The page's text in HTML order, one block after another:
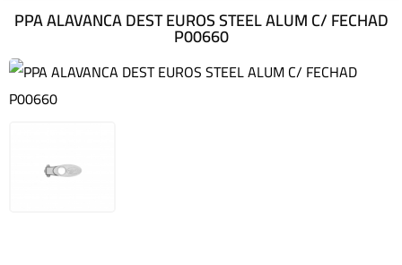
PPA ALAVANCA DEST EUROS STEEL ALUM C/ FECHAD
P00660